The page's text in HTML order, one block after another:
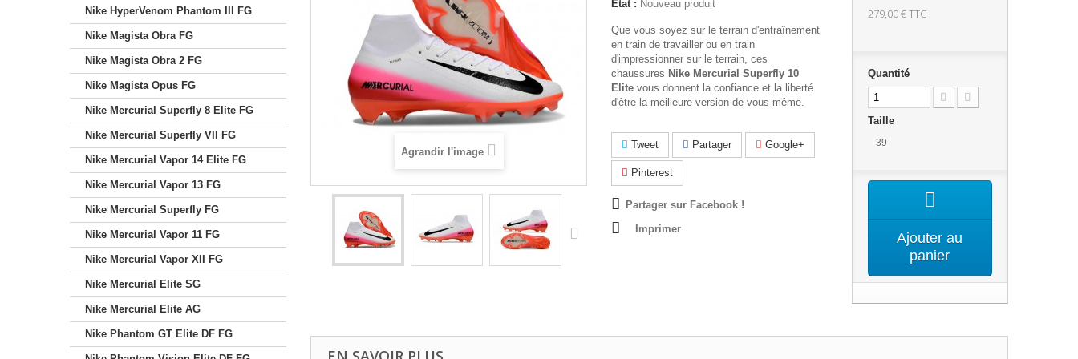
Nike HyperVenom Phantom III FG
Nike Magista Obra FG
Nike Magista Obra 2 FG
Nike Magista Opus FG
Nike Mercurial Superfly 8 Elite FG
Nike Mercurial Superfly VII FG
Nike Mercurial Vapor 14 Elite FG
Nike Mercurial Vapor 13 FG
Nike Mercurial Superfly FG
Nike Mercurial Vapor 11 FG
Nike Mercurial Vapor XII FG
Nike Mercurial Elite SG
Nike Mercurial Elite AG
Nike Phantom GT Elite DF FG
Agrandir l'image
État : Nouveau produit
Que vous soyez sur le terrain d'entraînement
en train de travailler ou en train
d'impressionner sur le terrain, ces
chaussures Nike Mercurial Superfly 10
Elite vous donnent la confiance et la liberté
d'être la meilleure version de vous-même.
Tweet Partager Google+
Pinterest
Partager sur Facebook !
Imprimer
279,00 €TTC
Quantité
Taille
39
Ajouter au
panier